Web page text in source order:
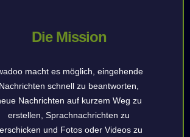
Die Mission
macht es möglich, eingehende
Nachrichten schnell zu beantworten,
Nachrichten auf kurzem Weg zu
erstellen, Sprachnachrichten zu
und Fotos oder Videos zu